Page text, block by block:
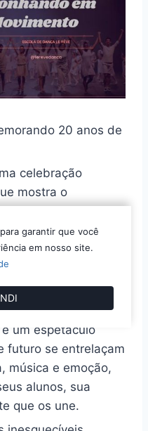
20 anos de
celebração
mostra o
um legado de
mergulhado neste
e paixão pela
suas diretoras
um espetáculo
futuro se entrelaçam
música e emoção,
alunos, sua
que os une.
garantir que você
em nosso site.